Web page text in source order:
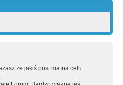
że jakiś post ma na celu